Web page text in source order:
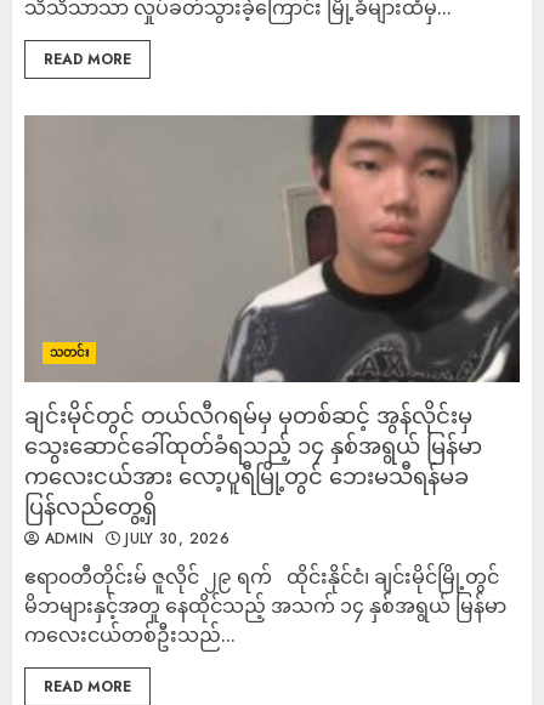
သိသိသာသာ လှုပ်ခတ်သွားခဲ့ကြောင်း မြို့ခံများထံမှ...
READ MORE
သတင်း
ချင်းမိုင်တွင် တယ်လီဂရမ်မှ မှတစ်ဆင့် အွန်လိုင်းမှ
သွေးဆောင်ခေါ်ထုတ်ခံရသည့် ၁၄ နှစ်အရွယ် မြန်မာ
ကလေးငယ်အား လော့ပူရီမြို့တွင် ဘေးမသီရန်မခ
ပြန်လည်တွေ့ရှိ
ADMIN JULY 30, 2026
ဧရာ၀တီတိုင်းမ် ဇူလိုင် ၂၉ ရက် ထိုင်းနိုင်ငံ၊ ချင်းမိုင်မြို့တွင်
မိဘများနှင့်အတူ နေထိုင်သည့် အသက် ၁၄ နှစ်အရွယ် မြန်မာ
ကလေးငယ်တစ်ဦးသည်...
READ MORE